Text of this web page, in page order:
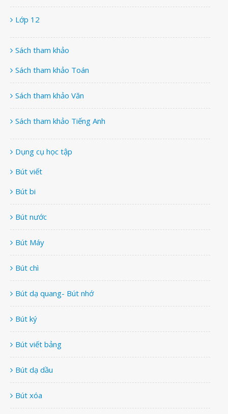
Lớp 12
Sách tham khảo
Sách tham khảo Toán
Sách tham khảo Văn
Sách tham khảo Tiếng Anh
Dụng cụ học tập
Bút viết
Bút bi
Bút nước
Bút Máy
Bút chì
Bút dạ quang- Bút nhớ
Bút ký
Bút viết bảng
Bút dạ dầu
Bút xóa